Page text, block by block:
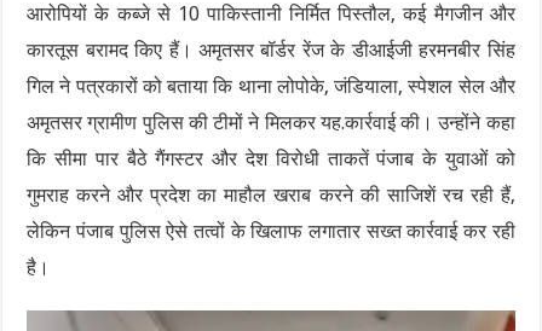
आरोपियों के कब्जे से 10 पाकिस्तानी निर्मित पिस्तौल, कई मैगजीन और
कारतूस बरामद किए हैं। अमृतसर बॉर्डर रेंज के डीआईजी हरमनबीर सिंह
गिल ने पत्रकारों को बताया कि थाना लोपोके, जंडियाला, स्पेशल सेल और
अमृतसर ग्रामीण पुलिस की टीमों ने मिलकर यह.कार्रवाई की। उन्होंने कहा
कि सीमा पार बैठे गैंगस्टर और देश विरोधी ताकतें पंजाब के युवाओं को
गुमराह करने और प्रदेश का माहौल खराब करने की साजिशें रच रही हैं,
लेकिन पंजाब पुलिस ऐसे तत्वों के खिलाफ लगातार सख्त कार्रवाई कर रही
है।